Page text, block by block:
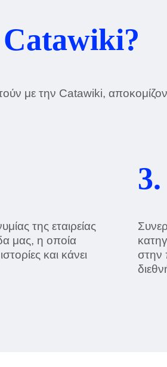
Catawiki?
με την Catawiki,
της εταιρείας
μας, η οποία
και κάνει
3.
στην